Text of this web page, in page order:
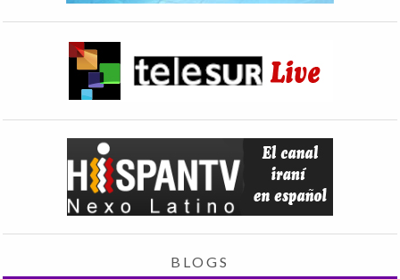
BLOGS